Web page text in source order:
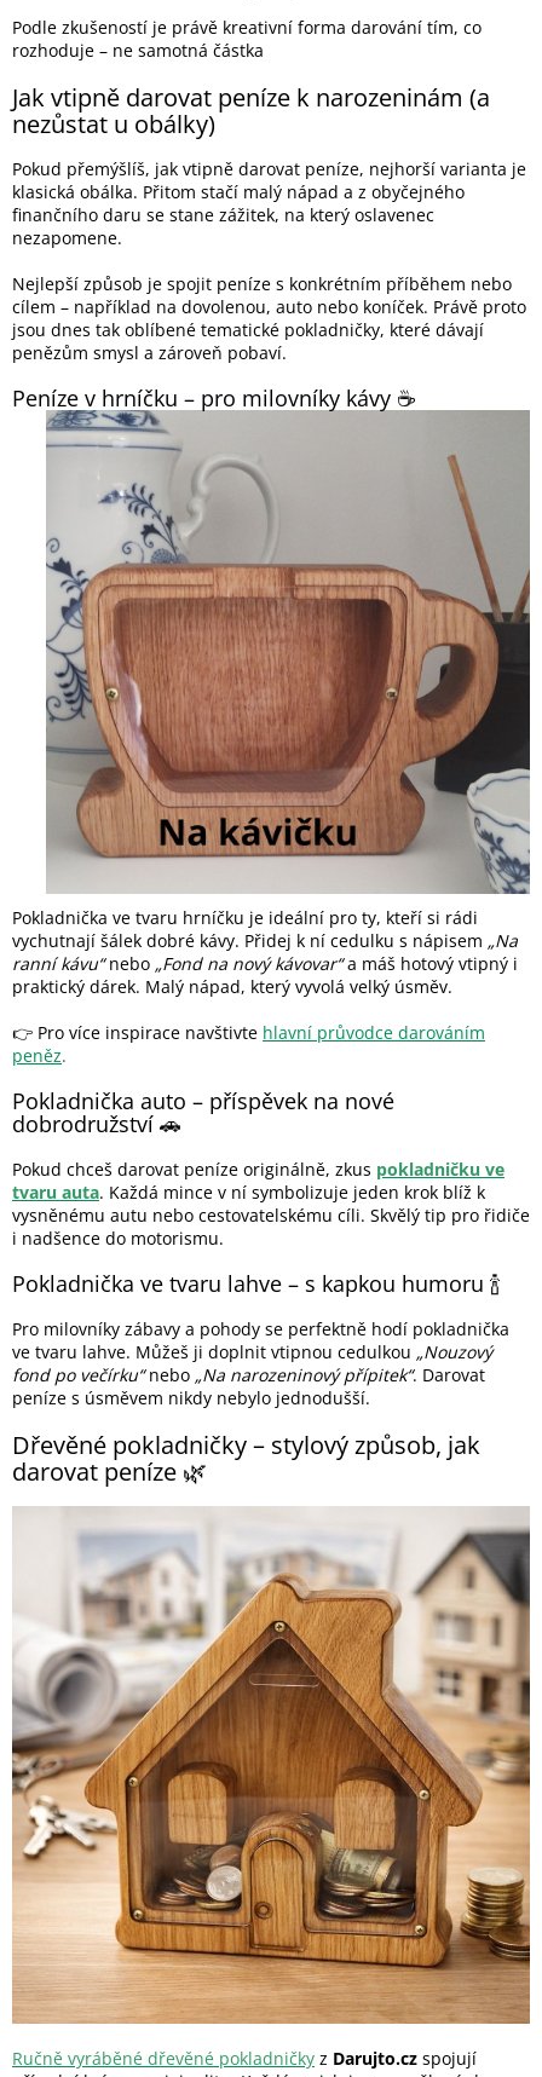
Podle zkušeností je právě kreativní forma darování tím, co
rozhoduje – ne samotná částka
Jak vtipně darovat peníze k narozeninám (a
nezůstat u obálky)
Pokud přemýšlíš, jak vtipně darovat peníze, nejhorší varianta je
klasická obálka. Přitom stačí malý nápad a z obyčejného
finančního daru se stane zážitek, na který oslavenec
nezapomene.
Nejlepší způsob je spojit peníze s konkrétním příběhem nebo
cílem – například na dovolenou, auto nebo koníček. Právě proto
jsou dnes tak oblíbené tematické pokladničky, které dávají
penězům smysl a zároveň pobaví.
Peníze v hrníčku – pro milovníky kávy ☕
Pokladnička ve tvaru hrníčku je ideální pro ty, kteří si rádi
vychutnají šálek dobré kávy. Přidej k ní cedulku s nápisem „Na
ranní kávu“nebo „Fond na nový kávovar“a máš hotový vtipný i
praktický dárek. Malý nápad, který vyvolá velký úsměv.
👉 Pro více inspirace navštivte hlavní průvodce darováním
peněz.
Pokladnička auto – příspěvek na nové
dobrodružství 🚗
Pokud chceš darovat peníze originálně, zkus pokladničku ve
tvaru auta. Každá mince v ní symbolizuje jeden krok blíž k
vysněnému autu nebo cestovatelskému cíli. Skvělý tip pro řidiče
i nadšence do motorismu.
Pokladnička ve tvaru lahve – s kapkou humoru 🍾
Pro milovníky zábavy a pohody se perfektně hodí pokladnička
ve tvaru lahve. Můžeš ji doplnit vtipnou cedulkou „Nouzový
fond po večírku“nebo „Na narozeninový přípitek“. Darovat
peníze s úsměvem nikdy nebylo jednodušší.
Dřevěné pokladničky – stylový způsob, jak
darovat peníze 🌿
Ručně vyráběné dřevěné pokladničky z Darujto.cz spojují